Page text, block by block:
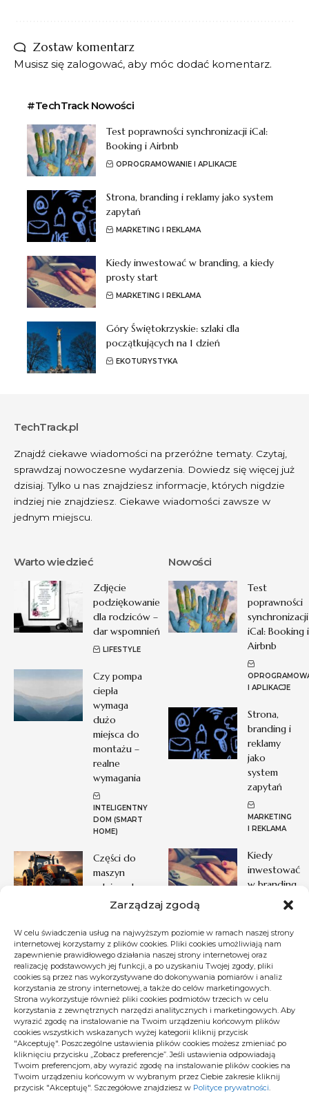
Zarządzaj zgodą
W celu świadczenia usług na najwyższym poziomie w ramach naszej strony
internetowej korzystamy z plików cookies. Pliki cookies umożliwiają nam
zapewnienie prawidłowego działania naszej strony internetowej oraz
realizację podstawowych jej funkcji, a po uzyskaniu Twojej zgody, pliki
cookies są przez nas wykorzystywane do dokonywania pomiarów i analiz
korzystania ze strony internetowej, a także do celów marketingowych.
Strona wykorzystuje również pliki cookies podmiotów trzecich w celu
korzystania z zewnętrznych narzędzi analitycznych i marketingowych. Aby
wyrazić zgodę na instalowanie na Twoim urządzeniu końcowym plików
cookies wszystkich wskazanych wyżej kategorii kliknij przycisk
"Akceptuję". Poszczególne ustawienia plików cookies możesz zmieniać po
kliknięciu przycisku „Zobacz preferencje”. Jeśli ustawienia odpowiadają
Twoim preferencjom, aby wyrazić zgodę na instalowanie plików cookies na
Twoim urządzeniu końcowym w wybranym przez Ciebie zakresie kliknij
przycisk "Akceptuję". Szczegółowe znajdziesz w Polityce prywatności.
Zostaw komentarz
Musisz się zalogować, aby móc dodać komentarz.
#TechTrack Nowości
Test poprawności synchronizacji iCal:
Booking i Airbnb
OPROGRAMOWANIE I APLIKACJE
Strona, branding i reklamy jako system
zapytań
MARKETING I REKLAMA
Kiedy inwestować w branding, a kiedy
prosty start
MARKETING I REKLAMA
Góry Świętokrzyskie: szlaki dla
początkujących na 1 dzień
EKOTURYSTYKA
TechTrack.pl
Znajdź ciekawe wiadomości na przeróżne tematy. Czytaj,
sprawdzaj nowoczesne wydarzenia. Dowiedz się więcej już
dzisiaj. Tylko u nas znajdziesz informacje, których nigdzie
indziej nie znajdziesz. Ciekawe wiadomości zawsze w
jednym miejscu.
Warto wiedzieć
Zdjęcie
podziękowanie
dla rodziców –
dar wspomnień
LIFESTYLE
Czy pompa
ciepła
wymaga
dużo
miejsca do
montażu –
realne
wymagania
INTELIGENTNY
DOM (SMART
HOME)
Części do
maszyn
rolniczych –
kupuj
MOTORYZACJA
Nowości
Test
poprawności
synchronizacji
iCal: Booking i
Airbnb
I APLIKACJE
Strona,
branding i
reklamy
jako
system
zapytań
MARKETING
I REKLAMA
Kiedy
inwestować
w branding,
prosty start
MARKETING I
REKLAMA
Pogoda
20°C
Warszawa 21° _ 18°